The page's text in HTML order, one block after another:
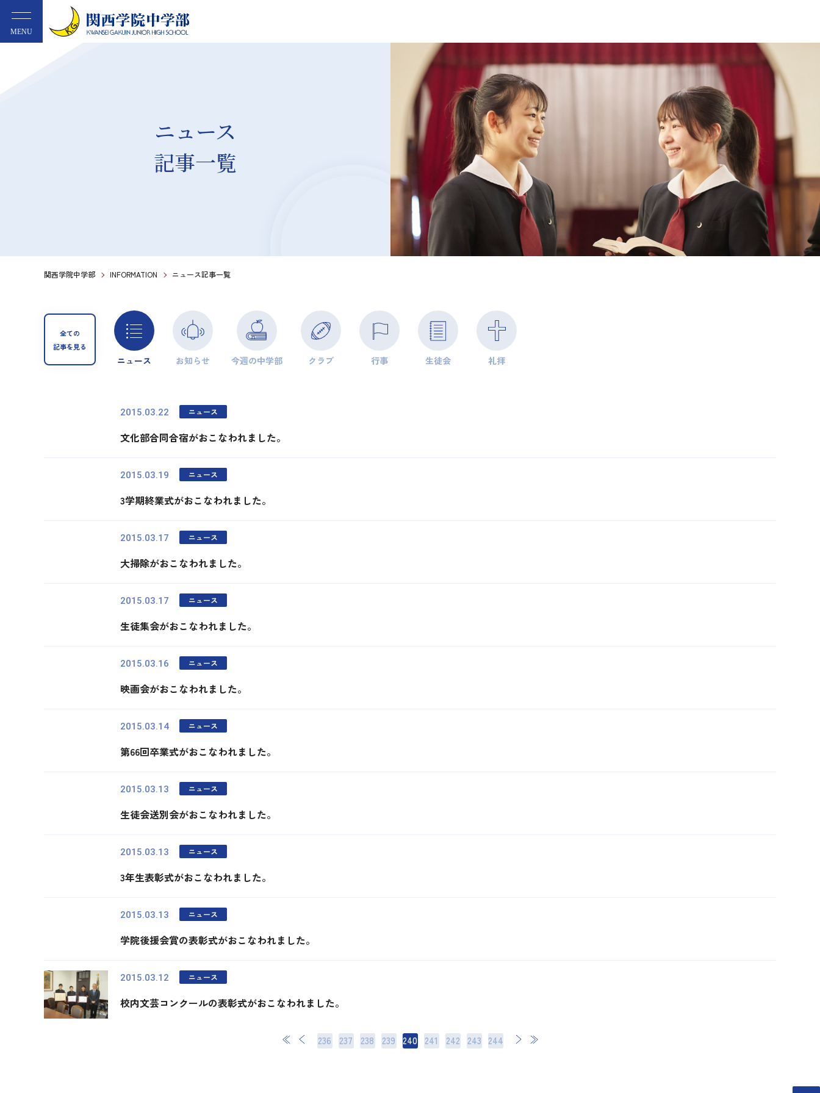
MENU
ニュース
記事一覧
関西学院中学部 INFORMATION ニュース記事一覧
全ての
記事を見る
ニュース お知らせ 今週の中学部 クラブ 行事 生徒会 礼拝
2015.03.22 ニュース
文化部合同合宿がおこなわれました。
2015.03.19 ニュース
3学期終業式がおこなわれました。
2015.03.17 ニュース
大掃除がおこなわれました。
2015.03.17 ニュース
生徒集会がおこなわれました。
2015.03.16 ニュース
映画会がおこなわれました。
2015.03.14 ニュース
第66回卒業式がおこなわれました。
2015.03.13 ニュース
生徒会送別会がおこなわれました。
2015.03.13 ニュース
3年生表彰式がおこなわれました。
2015.03.13 ニュース
学院後援会賞の表彰式がおこなわれました。
2015.03.12 ニュース
校内文芸コンクールの表彰式がおこなわれました。
236 237 238 239 240 241 242 243 244
次 最後